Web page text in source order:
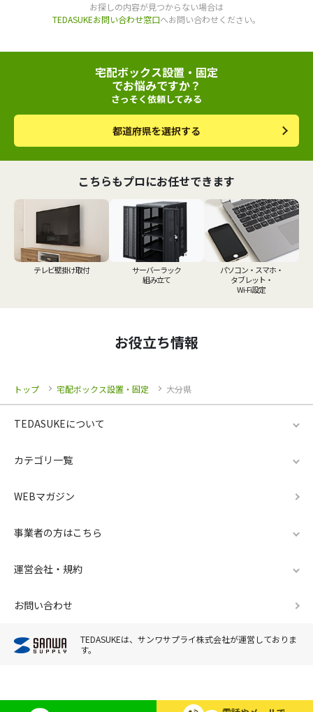
お探しの内容が見つからない場合は
TEDASUKEお問い合わせ窓口へお問い合わせください。
宅配ボックス設置・固定
でお悩みですか？
さっそく依頼してみる
都道府県を選択する
こちらもプロにお任せできます
テレビ壁掛け取付
サーバーラック
組み立て
パソコン・スマホ・
タブレット・
Wi-Fi設定
お役立ち情報
トップ 宅配ボックス設置・固定 大分県
TEDASUKEについて
カテゴリ一覧
WEBマガジン
事業者の方はこちら
運営会社・規約
お問い合わせ
TEDASUKEは、サンワサプライ株式会社が運営しておりま
す。